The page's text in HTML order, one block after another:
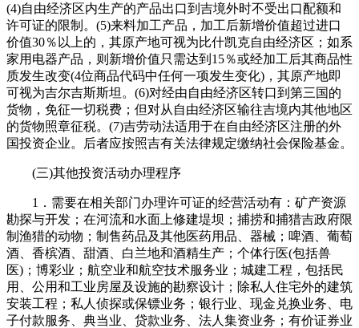
(4)自由经济区内生产的产品出口到吉境外时不受出口配额和
许可证的限制。(5)来料加工产品，加工后新增价值超过进口
价值30％以上的，其原产地可视为比什凯克自由经济区；如系
家用电器产品，则新增价值只需达到15％或经加工后其商品性
质发生改变(4位商品代码中任何一项发生变化)，其原产地即
可视为吉尔吉斯斯坦。(6)对经由自由经济区转口到第三国的
货物，免征一切税费；但对从自由经济区输往吉境内其他地区
的货物照章征税。(7)吉劳动法适用于在自由经济区注册的外
国投资企业。后者应按照吉有关法律规定缴纳社会保险基金。
(三)其他投资活动办理程序
1．需要在相关部门办理许可证的经营活动有：矿产资源
勘探与开发；在河流和水面上修建堤坝；捕捞和捕猎吉政府限
制渔猎的动物；制售药品及其他医药用品、器械；啤酒、葡萄
酒、香槟酒、甜酒、白兰地和酒精生产；个体行医(包括兽
医)；博彩业；航空业和航空技术服务业；城建工程，包括民
用、公用和工业房屋及设施的勘察设计；除私人住宅外的建筑
安装工程；私人侦探或保镖业务；银行业、现金兑换业务、电
子付款服务、典当业、贷款业务、法人集资业务；有价证券业